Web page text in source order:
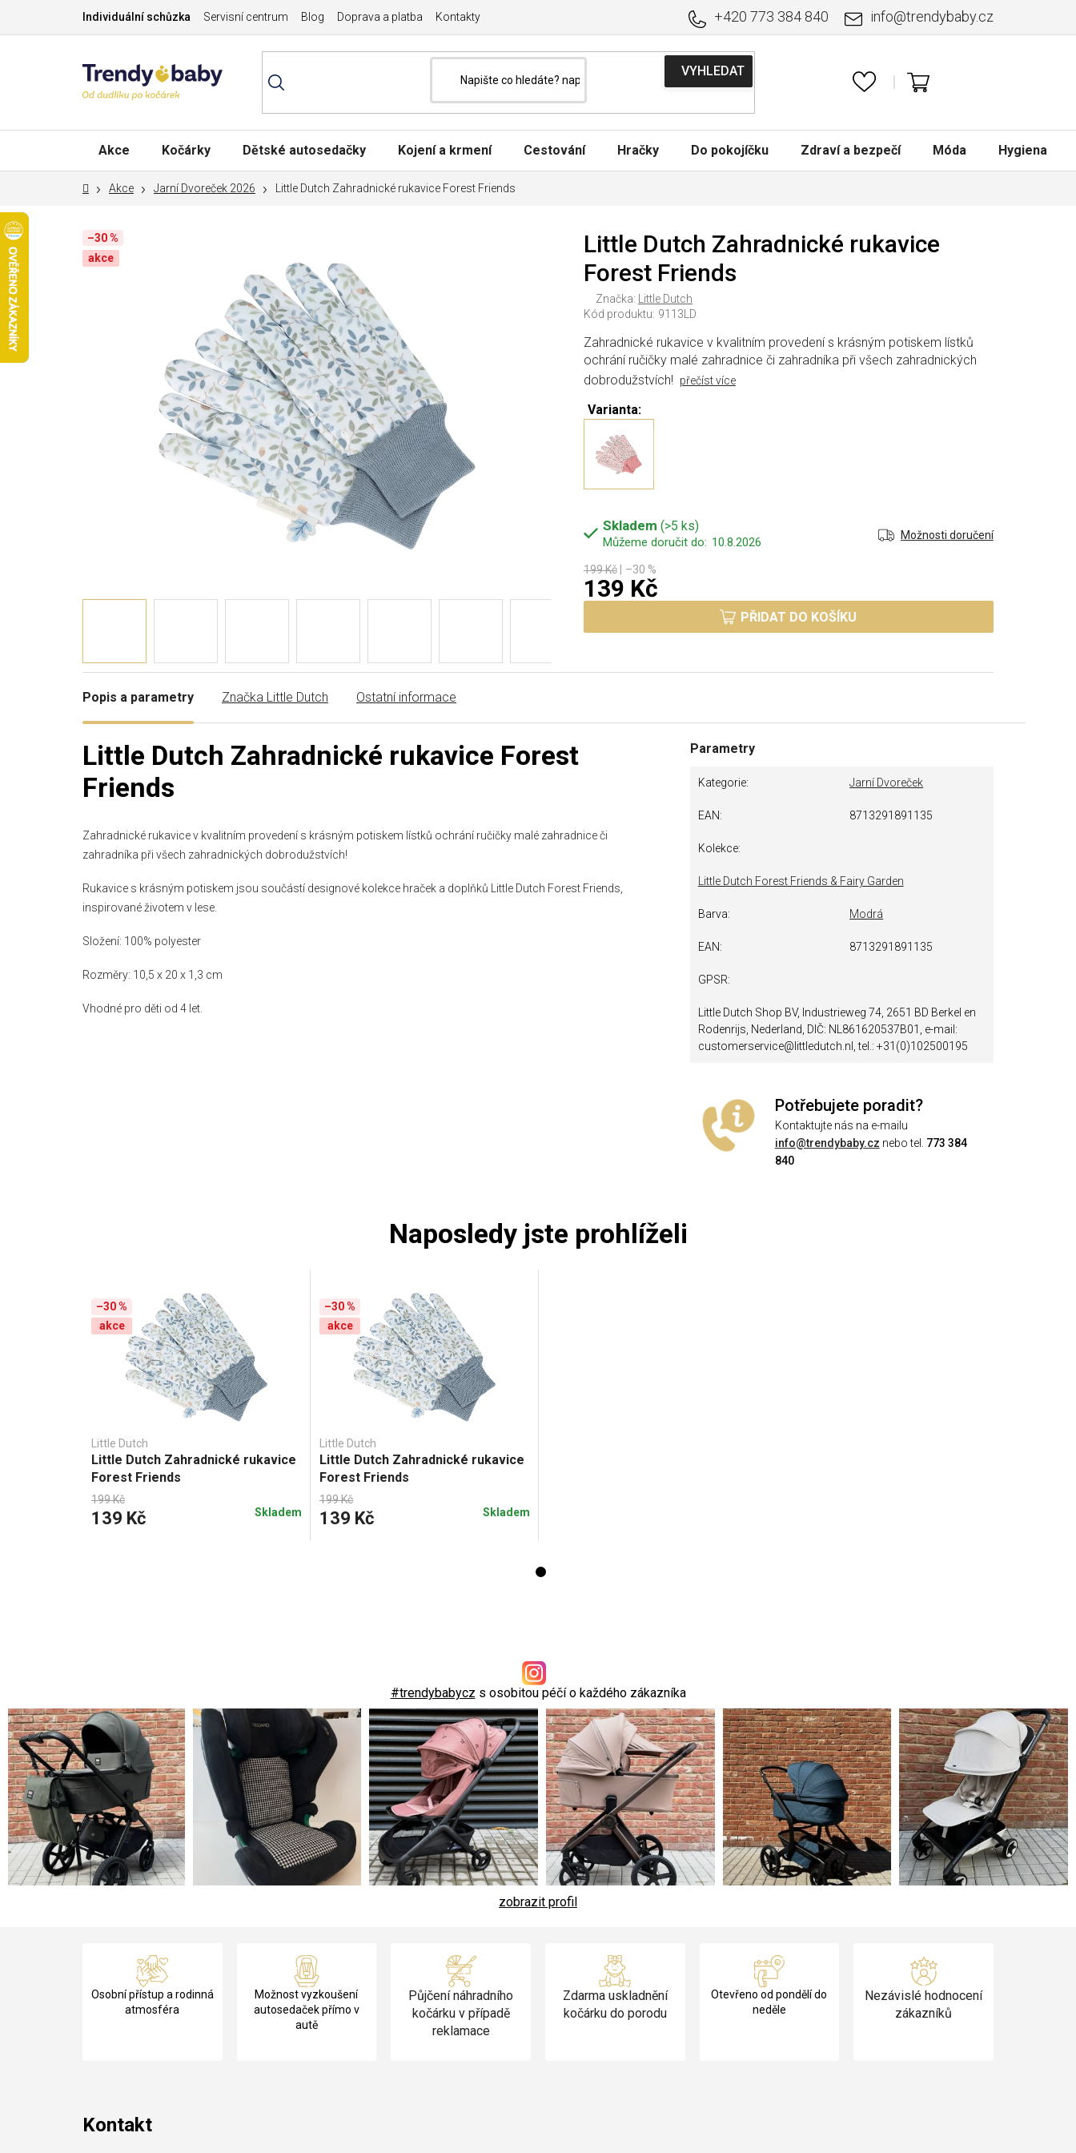
Individuální schůzka Servisní centrum Blog Doprava a platba Kontakty info@trendybaby.cz
+420 773 384 840
KOŠÍK
Akce Kočárky Dětské autosedačky Kojení a krmení Cestování Hračky Do pokojíčku Zdraví a bezpečí Móda Hygiena
DomůAkce Jarní Dvoreček 2026 Little Dutch Zahradnické rukavice Forest Friends
Little Dutch Zahradnické rukavice
Forest Friends
Značka: Little Dutch
Kód produktu: 9113LD
Varianta:
Zahradnické rukavice v kvalitním provedení s krásným potiskem lístků
ochrání ručičky malé zahradnice či zahradníka při všech zahradnických
dobrodužstvích! přečíst více
Skladem (>5 ks)
10.8.2026 Možnosti doručení
199 Kč –30 %
139 Kč
PŘIDAT DO KOŠÍKU
akce
–30 %
Popis a parametry Značka Little Dutch Ostatní informace
Little Dutch Zahradnické rukavice Forest
Friends
Zahradnické rukavice v kvalitním provedení s krásným potiskem lístků ochrání ručičky malé zahradnice či
zahradníka při všech zahradnických dobrodužstvích!
Rukavice s krásným potiskem jsou součástí designové kolekce hraček a doplňků Little Dutch Forest Friends,
inspirované životem v lese.
Složení: 100% polyester
Rozměry: 10,5 x 20 x 1,3 cm
Vhodné pro děti od 4 let.
Parametry
Kategorie Jarní Dvoreček
EAN 8713291891135
Kolekce
Little Dutch Forest Friends & Fairy Garden
Barva Modrá
EAN 8713291891135
GPSR
Little Dutch Shop BV, Industrieweg 74, 2651 BD Berkel en
Rodenrijs, Nederland, DIČ: NL861620537B01, e-mail:
customerservice@littledutch.nl, tel.: +31(0)102500195
Potřebujete poradit?
Kontaktujte nás na e-mailu
info@trendybaby.cz nebo tel. 773 384
840
Naposledy jste prohlíželi
–30 %
akce
Little Dutch
Little Dutch Zahradnické rukavice
Forest Friends
199 Kč
139 Kč Skladem
–30 %
akce
Little Dutch
Little Dutch Zahradnické rukavice
Forest Friends
199 Kč
139 Kč Skladem
#trendybabycz s osobitou péčí o každého zákazníka
zobrazit profil
Osobní přístup a rodinná
atmosféra
Možnost vyzkoušení
autosedaček přímo v
autě
Půjčení náhradního
kočárku v případě
reklamace
Zdarma uskladnění
kočárku do porodu
Otevřeno od pondělí do
neděle
Nezávislé hodnocení
zákazníků
Kontakt